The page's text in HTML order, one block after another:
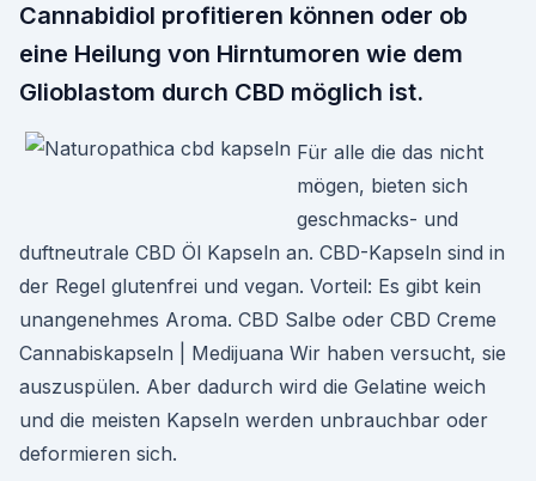
Cannabidiol profitieren können oder ob
eine Heilung von Hirntumoren wie dem
Glioblastom durch CBD möglich ist.
Für alle die das nicht
mögen, bieten sich
geschmacks- und
duftneutrale CBD Öl Kapseln an. CBD-Kapseln sind in
der Regel glutenfrei und vegan. Vorteil: Es gibt kein
unangenehmes Aroma. CBD Salbe oder CBD Creme
Cannabiskapseln | Medijuana Wir haben versucht, sie
auszuspülen. Aber dadurch wird die Gelatine weich
und die meisten Kapseln werden unbrauchbar oder
deformieren sich.